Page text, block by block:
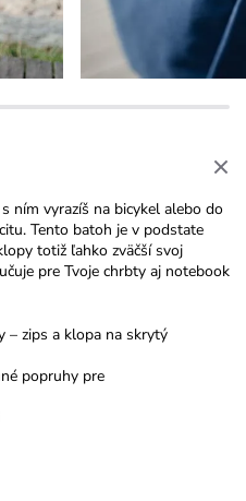
ním vyrazíš na bicykel alebo do
Tento batoh je v podstate
totiž ľahko zväčší svoj
pre Tvoje chrbty aj notebook
– zips a klopa na skrytý
popruhy pre